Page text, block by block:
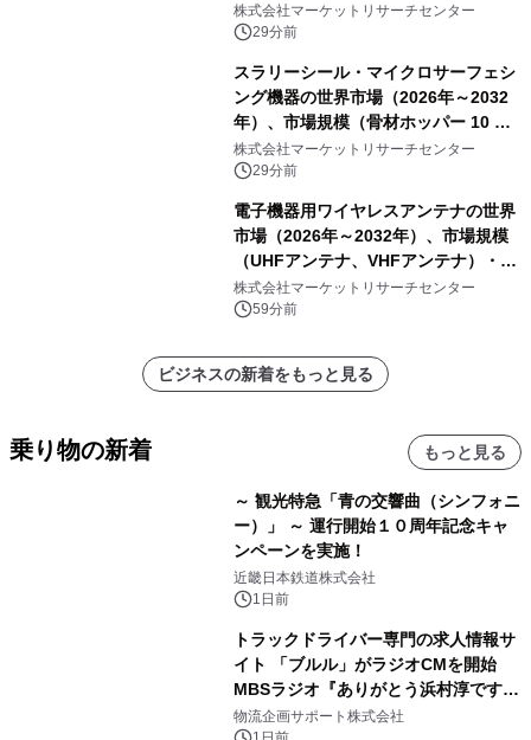
株式会社マーケットリサーチセンター
29分前
スラリーシール・マイクロサーフェシ
ング機器の世界市場（2026年～2032
年）、市場規模（骨材ホッパー 10 m³
以下、骨材ホッパー 10 m³～12 m³、
骨材ホッパー 12 m³以上）・分析レポ
株式会社マーケットリサーチセンター
29分前
電子機器用ワイヤレスアンテナの世界
市場（2026年～2032年）、市場規模
（UHFアンテナ、VHFアンテナ）・分
析レポートを発表
株式会社マーケットリサーチセンター
59分前
ビジネスの新着をもっと見る
乗り物の新着 もっと見る
～ 観光特急「青の交響曲（シンフォニ
ー）」 ～ 運行開始１０周年記念キャ
ンペーンを実施！
近畿日本鉄道株式会社
1日前
トラックドライバー専門の求人情報サ
イト 「ブルル」がラジオCMを開始
MBSラジオ『ありがとう浜村淳です』
にて8月1日(土)より
物流企画サポート株式会社